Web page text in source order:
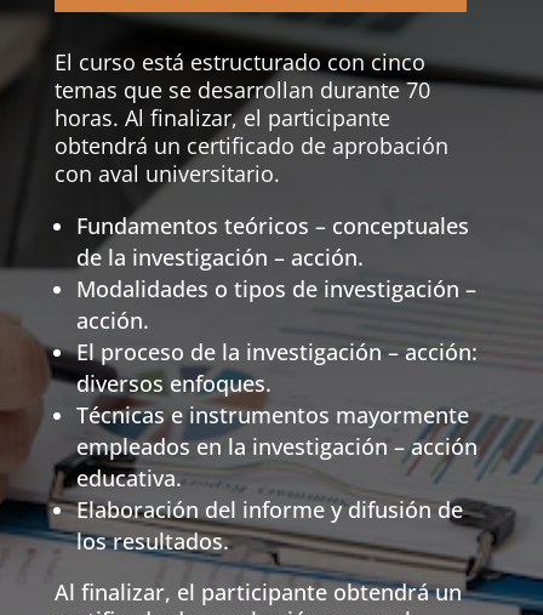
El curso está estructurado con cinco
temas que se desarrollan durante 70
horas. Al finalizar, el participante
obtendrá un certificado de aprobación
con aval universitario.
Fundamentos teóricos – conceptuales
de la investigación – acción.
Modalidades o tipos de investigación –
acción.
El proceso de la investigación – acción:
diversos enfoques.
Técnicas e instrumentos mayormente
empleados en la investigación – acción
educativa.
Elaboración del informe y difusión de
los resultados.
Al finalizar, el participante obtendrá un